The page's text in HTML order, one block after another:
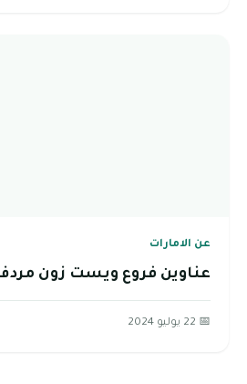
عن الامارات
عناوين فروع ويست زون
📅 22 يوليو 2024